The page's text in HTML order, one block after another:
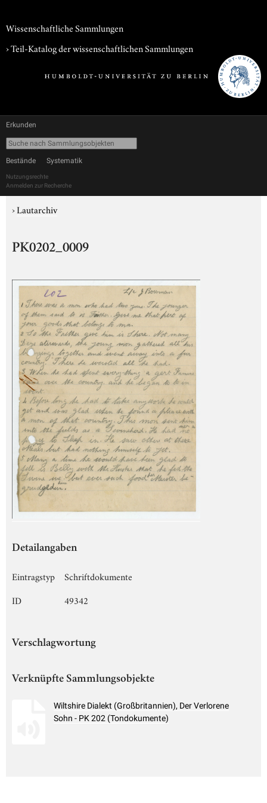
Wissenschaftliche Sammlungen
› Teil-Katalog der wissenschaftlichen Sammlungen
Erkunden
Bestände Systematik
Nutzungsrechte
Anmelden zur Recherche
›Lautarchiv
PK0202_0009
Detailangaben
Eintragstyp
Schriftdokumente
ID
49342
Verschlagwortung
Verknüpfte Sammlungsobjekte
Wiltshire Dialekt (Großbritannien), Der Verlorene
Sohn - PK 202 (Tondokumente)